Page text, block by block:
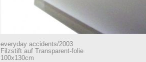
everyday accidents/2003
Filzstift auf Transparent-folie
100x130cm